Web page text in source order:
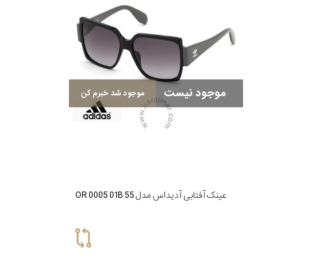
موجود نیست موجود شد خبرم کن
عینک آفتابی آدیداس مدل OR 0005 01B 55